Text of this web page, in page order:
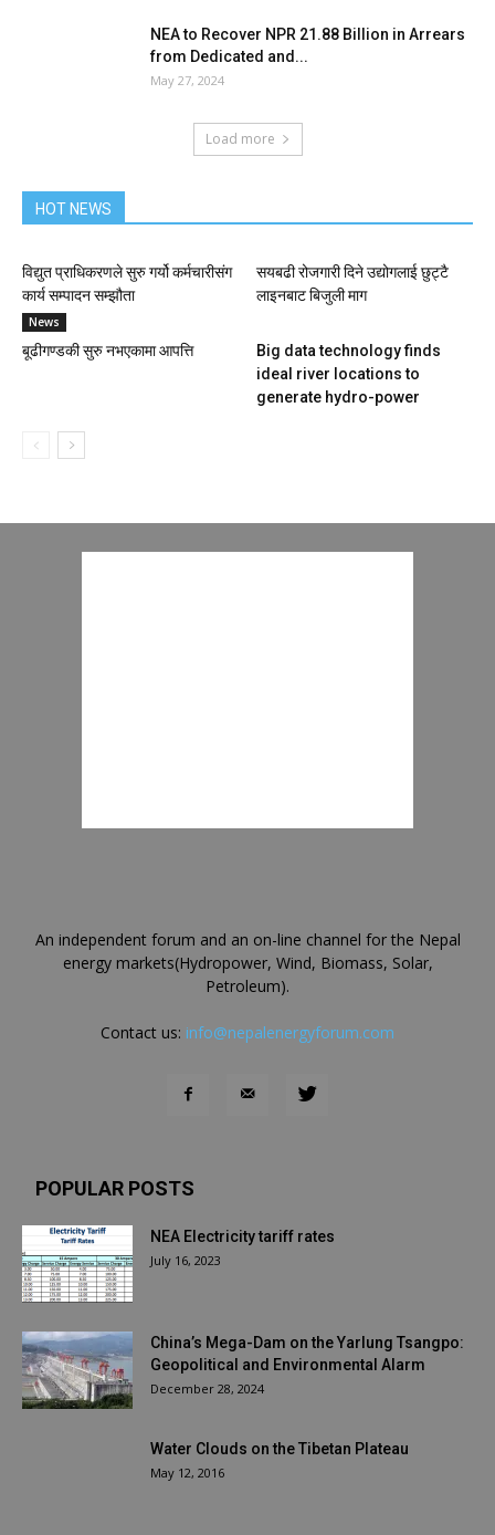
NEA to Recover NPR 21.88 Billion in Arrears
from Dedicated and...
May 27, 2024
Load more
HOT NEWS
विद्युत प्राधिकरणले सुरु गर्यो कर्मचारीसंग
कार्य सम्पादन सम्झौता
सयबढी रोजगारी दिने उद्योगलाई छुट्टै
लाइनबाट बिजुली माग
News
बूढीगण्डकी सुरु नभएकामा आपत्ति
Big data technology finds
ideal river locations to
generate hydro-power
An independent forum and an on-line channel for the Nepal
energy markets(Hydropower, Wind, Biomass, Solar,
Petroleum).
Contact us: info@nepalenergyforum.com
POPULAR POSTS
NEA Electricity tariff rates
July 16, 2023
China’s Mega-Dam on the Yarlung Tsangpo:
Geopolitical and Environmental Alarm
December 28, 2024
Water Clouds on the Tibetan Plateau
May 12, 2016